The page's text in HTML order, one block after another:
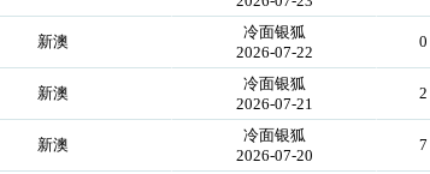
新澳
冷面银狐
2026-07-22
0
新澳
冷面银狐
2026-07-21
2
新澳
冷面银狐
2026-07-20
7